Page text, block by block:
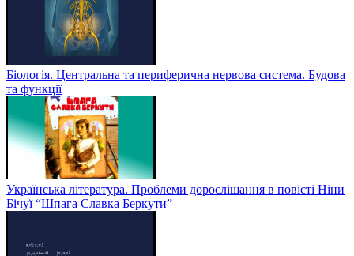
Біологія. Центральна та периферична нервова система. Будова
та функції
Українська література. Проблеми дорослішання в повісті Ніни
Бічуї “Шпага Славка Беркути”